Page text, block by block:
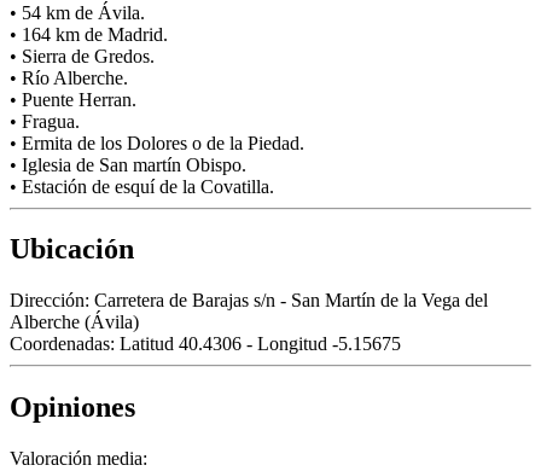
• 54 km de Ávila.
• 164 km de Madrid.
• Sierra de Gredos.
• Río Alberche.
• Puente Herran.
• Fragua.
• Ermita de los Dolores o de la Piedad.
• Iglesia de San martín Obispo.
• Estación de esquí de la Covatilla.
Ubicación
Dirección: Carretera de Barajas s/n - San Martín de la Vega del
Alberche (Ávila)
Coordenadas: Latitud 40.4306 - Longitud -5.15675
Opiniones
Valoración media: